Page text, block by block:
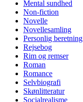
Mental sundhed
Non-fiction
Novelle
Novellesamling
Personlig beretning
Rejsebog
Rim og remser
Roman
Romance
Selvbiografi
Skønlitteratur
Socialrealisme